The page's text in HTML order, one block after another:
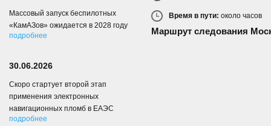
Время в пути: около часов
Маршрут следования
Массовый запуск беспилотных
«КамАЗов» ожидается в 2028 году
подробнее
30.06.2026
Скоро стартует второй этап
применения электронных
навигационных пломб в ЕАЭС
подробнее